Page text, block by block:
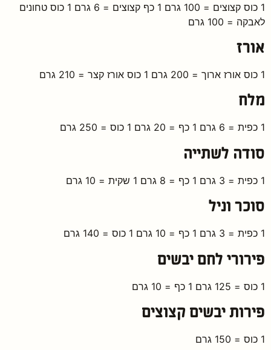
1 כוס קצוצים = 100 גרם 1 כף קצוצים = 6 גרם 1 כוס טחונים
לאבקה = 100 גרם
אורז
1 כוס אורז ארוך = 200 גרם 1 כוס אורז קצר = 210 גרם
מלח
1 כפית = 6 גרם 1 כף = 20 גרם 1 כוס = 250 גרם
סודה לשתייה
1 כפית = 3 גרם 1 כף = 8 גרם 1 שקית = 10 גרם
סוכר וניל
1 כפית = 3 גרם 1 כף = 10 גרם 1 כוס = 140 גרם
פירורי לחם יבשים
1 כוס = 125 גרם 1 כף = 10 גרם
פירות יבשים קצוצים
1 כוס = 150 גרם